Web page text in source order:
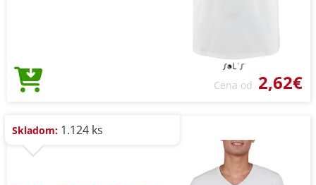
Cena od 2,62€
Skladom: 1.124 ks